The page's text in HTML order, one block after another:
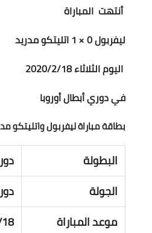
أنتهت المباراة
ليفربول 0 × 1 اتليتكو مدريد
اليوم الثلاثاء 2020/2/18
في دوري أبطال أوروبا
بطاقة مباراة ليفربول واتليتكو
البطولة
الجولة
موعد المباراة